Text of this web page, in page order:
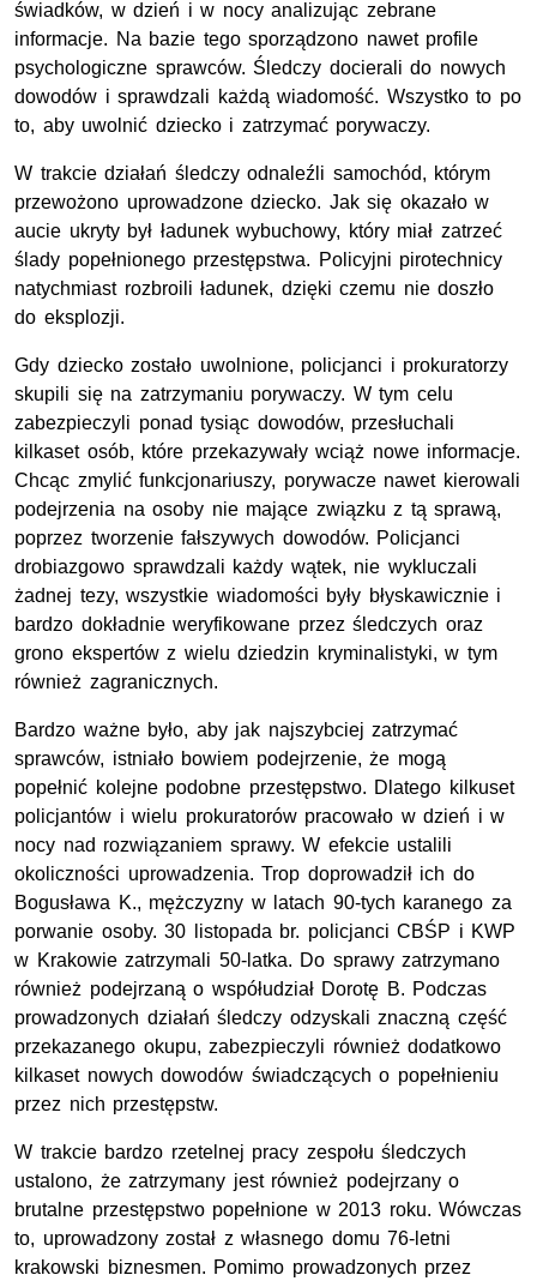
świadków, w dzień i w nocy analizując zebrane
informacje. Na bazie tego sporządzono nawet profile
psychologiczne sprawców. Śledczy docierali do nowych
dowodów i sprawdzali każdą wiadomość. Wszystko to po
to, aby uwolnić dziecko i zatrzymać porywaczy.
W trakcie działań śledczy odnaleźli samochód, którym
przewożono uprowadzone dziecko. Jak się okazało w
aucie ukryty był ładunek wybuchowy, który miał zatrzeć
ślady popełnionego przestępstwa. Policyjni pirotechnicy
natychmiast rozbroili ładunek, dzięki czemu nie doszło
do eksplozji.
Gdy dziecko zostało uwolnione, policjanci i prokuratorzy
skupili się na zatrzymaniu porywaczy. W tym celu
zabezpieczyli ponad tysiąc dowodów, przesłuchali
kilkaset osób, które przekazywały wciąż nowe informacje.
Chcąc zmylić funkcjonariuszy, porywacze nawet kierowali
podejrzenia na osoby nie mające związku z tą sprawą,
poprzez tworzenie fałszywych dowodów. Policjanci
drobiazgowo sprawdzali każdy wątek, nie wykluczali
żadnej tezy, wszystkie wiadomości były błyskawicznie i
bardzo dokładnie weryfikowane przez śledczych oraz
grono ekspertów z wielu dziedzin kryminalistyki, w tym
również zagranicznych.
Bardzo ważne było, aby jak najszybciej zatrzymać
sprawców, istniało bowiem podejrzenie, że mogą
popełnić kolejne podobne przestępstwo. Dlatego kilkuset
policjantów i wielu prokuratorów pracowało w dzień i w
nocy nad rozwiązaniem sprawy. W efekcie ustalili
okoliczności uprowadzenia. Trop doprowadził ich do
Bogusława K., mężczyzny w latach 90-tych karanego za
porwanie osoby. 30 listopada br. policjanci CBŚP i KWP
w Krakowie zatrzymali 50-latka. Do sprawy zatrzymano
również podejrzaną o współudział Dorotę B. Podczas
prowadzonych działań śledczy odzyskali znaczną część
przekazanego okupu, zabezpieczyli również dodatkowo
kilkaset nowych dowodów świadczących o popełnieniu
przez nich przestępstw.
W trakcie bardzo rzetelnej pracy zespołu śledczych
ustalono, że zatrzymany jest również podejrzany o
brutalne przestępstwo popełnione w 2013 roku. Wówczas
to, uprowadzony został z własnego domu 76-letni
krakowski biznesmen. Pomimo prowadzonych przez